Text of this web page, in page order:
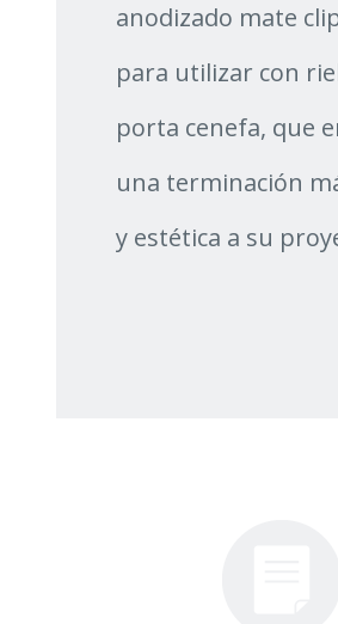
anodizado mate
para utilizar con
porta cenefa, que
una terminación
y estética a su